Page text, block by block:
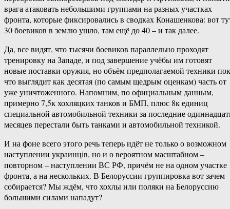
врага атаковать небольшими группами на разных участках
фронта, которые фиксировались в сводках Конашенкова: вот
30 боевиков в землю ушло, там ещё до 40 – и так далее.
Да, все видят, что тысячи боевиков параллельно проходят
тренировку на Западе, и под завершение учёбы им готовят
новые поставки оружия, но объём предполагаемой техники
что выглядит как десятая (по самым щедрым оценкам) часть от
уже уничтоженного. Напомним, по официальным данным,
примерно 7,5к хохляцких танков и БМП, плюс 8к единиц
специальной автомобильной техники за последние
месяцев перестали быть танками и автомобильной техникой.
И на фоне всего этого речь теперь идёт не только о возможном
наступлении украинцiв, но и о вероятном масштабном –
повторном – наступлении ВС РФ, причём не на одном участке
фронта, а на нескольких. В Белоруссии группировка вот зачем
собирается? Мы ждём, что хохлы или поляки на Белоруссию
большими силами нападут?